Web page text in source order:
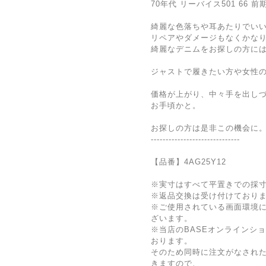
70年代 リーバイス501 66 前
綺麗な色落ちや耳あたりでい
リペアやダメージもなくかな
綺麗なデニムをお探しの方に
ジャストで履きたい方や女性
価格が上がり、中々手を出し
お手頃かと。
お探しの方は是非この機会に
------------------------------
【品番】4AG25Y12
※実寸はすべて平置きでの採
※返品交換は受け付けており
※ご使用されている画面環境
ざいます。
※当店のBASEオンラインシ
おります。
そのため同時に注文がなされ
きますので、